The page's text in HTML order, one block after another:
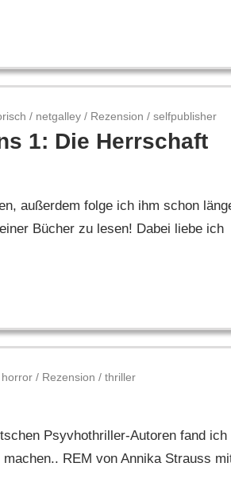
/ netgalley / Rezension /selfpublisher
1: Die Herrschaft
außerdem folge ich ihm schon
Bücher zu lesen! Dabei liebe ich
horror / Rezension /thriller
Psyvhothriller-Autoren fand ich
REM von Annika Strauss